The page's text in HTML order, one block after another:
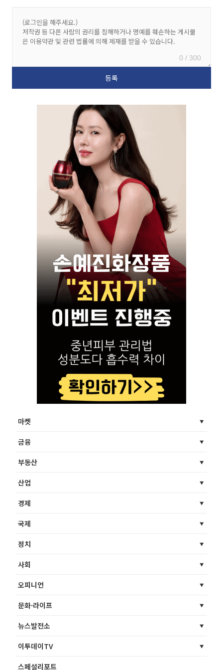
0 / 300
마켓
금융
부동산
산업
경제
국제
정치
사회
오피니언
문화·라이프
뉴스발전소
이투데이TV
스페셜리포트